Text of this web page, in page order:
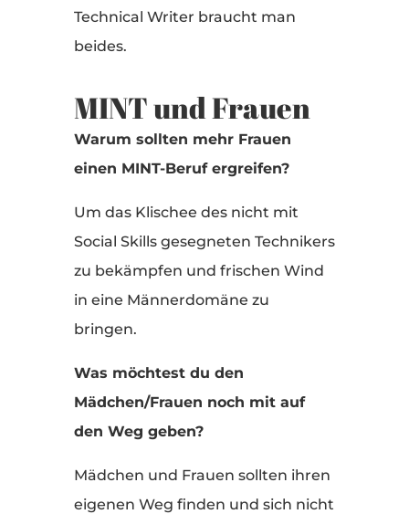
Technical Writer braucht man
beides.
MINT und Frauen
Warum sollten mehr Frauen
einen MINT-Beruf ergreifen?
Um das Klischee des nicht mit
Social Skills gesegneten Technikers
zu bekämpfen und frischen Wind
in eine Männerdomäne zu
bringen.
Was möchtest du den
Mädchen/Frauen noch mit auf
den Weg geben?
Mädchen und Frauen sollten ihren
eigenen Weg finden und sich nicht